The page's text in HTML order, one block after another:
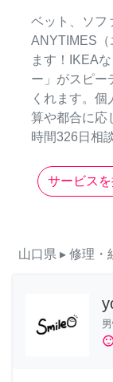
ベット、ソフ
ANYTIMES（
ます！IKEA
ー」がスピー
くれます。
算や都合に応
時間326日相
サービス
山口県 ▸ 修理・